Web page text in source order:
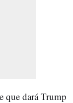
que dará Trump